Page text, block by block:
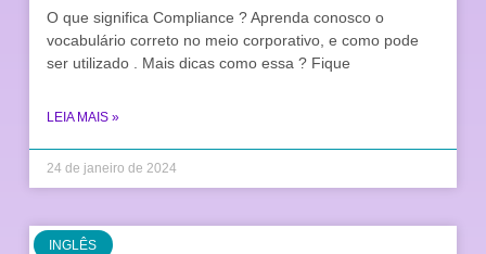
O que significa Compliance ? Aprenda conosco o
vocabulário correto no meio corporativo, e como pode
ser utilizado . Mais dicas como essa ? Fique
LEIA MAIS »
24 de janeiro de 2024
INGLÊS